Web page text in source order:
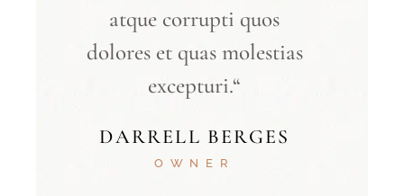
atque corrupti quos
dolores et quas molestias
excepturi.“
DARRELL BERGES
OWNER